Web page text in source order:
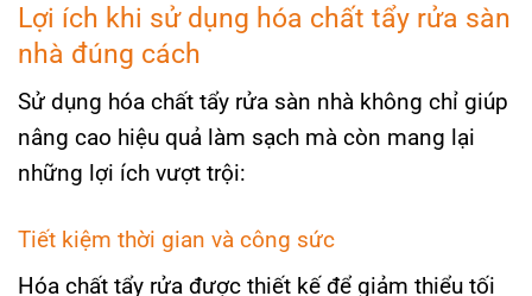
Lợi ích khi sử dụng hóa chất tẩy rửa sàn
nhà đúng cách
Sử dụng hóa chất tẩy rửa sàn nhà không chỉ giúp
nâng cao hiệu quả làm sạch mà còn mang lại
những lợi ích vượt trội:
Tiết kiệm thời gian và công sức
Hóa chất tẩy rửa được thiết kế để giảm thiểu tối